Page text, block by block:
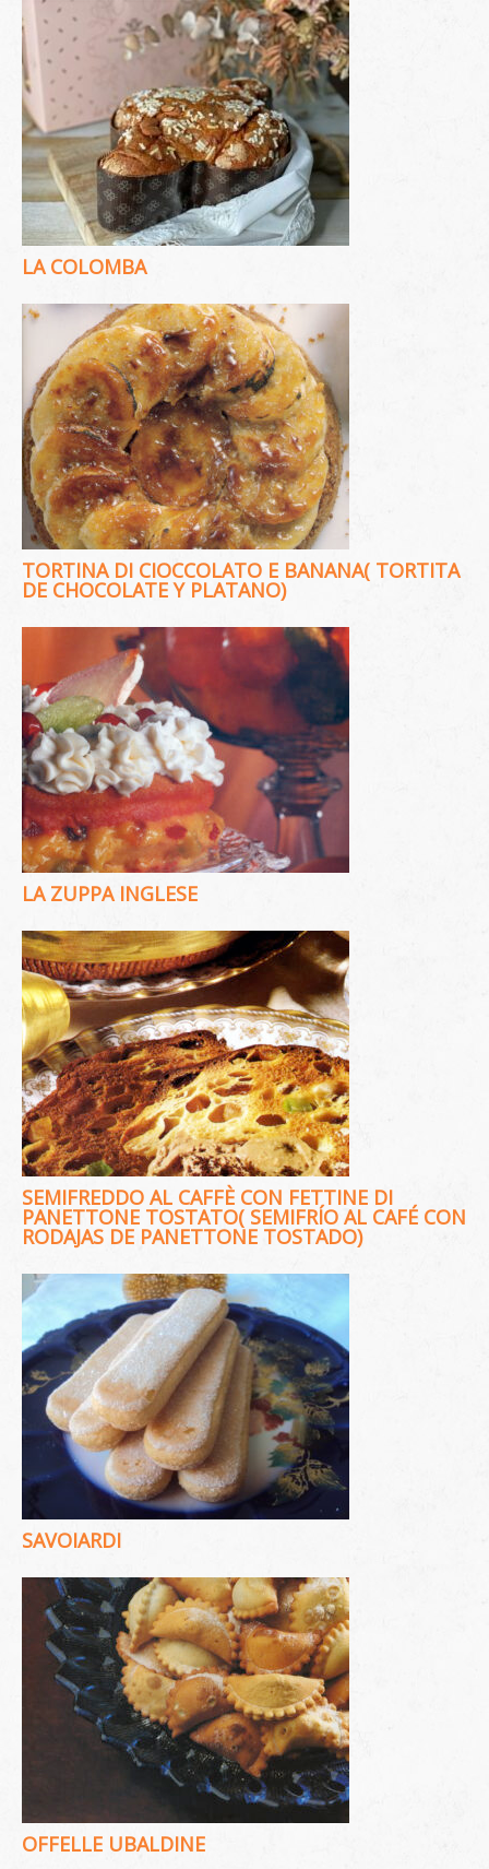
LA COLOMBA
TORTINA DI CIOCCOLATO E BANANA( TORTITA
DE CHOCOLATE Y PLATANO)
LA ZUPPA INGLESE
SEMIFREDDO AL CAFFÈ CON FETTINE DI
PANETTONE TOSTATO( SEMIFRÍO AL CAFÉ CON
RODAJAS DE PANETTONE TOSTADO)
SAVOIARDI
OFFELLE UBALDINE